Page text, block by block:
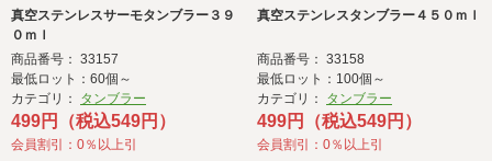
真空ステンレスサーモタンブラー３９
０ｍｌ
商品番号： 33157
最低ロット：60個～
カテゴリ： タンブラー
499円（税込549円）
会員割引：0％以上引
真空ステンレスタンブラー４５０ｍｌ
商品番号： 33158
最低ロット：100個～
カテゴリ： タンブラー
499円（税込549円）
会員割引：0％以上引